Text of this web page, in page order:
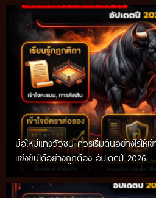
มือใหม่แทงวัวชน ควรเริ่มต้นอย่างไรให้เ
แข่งขันได้อย่างถูกต้อง อัปเดตปี 2026